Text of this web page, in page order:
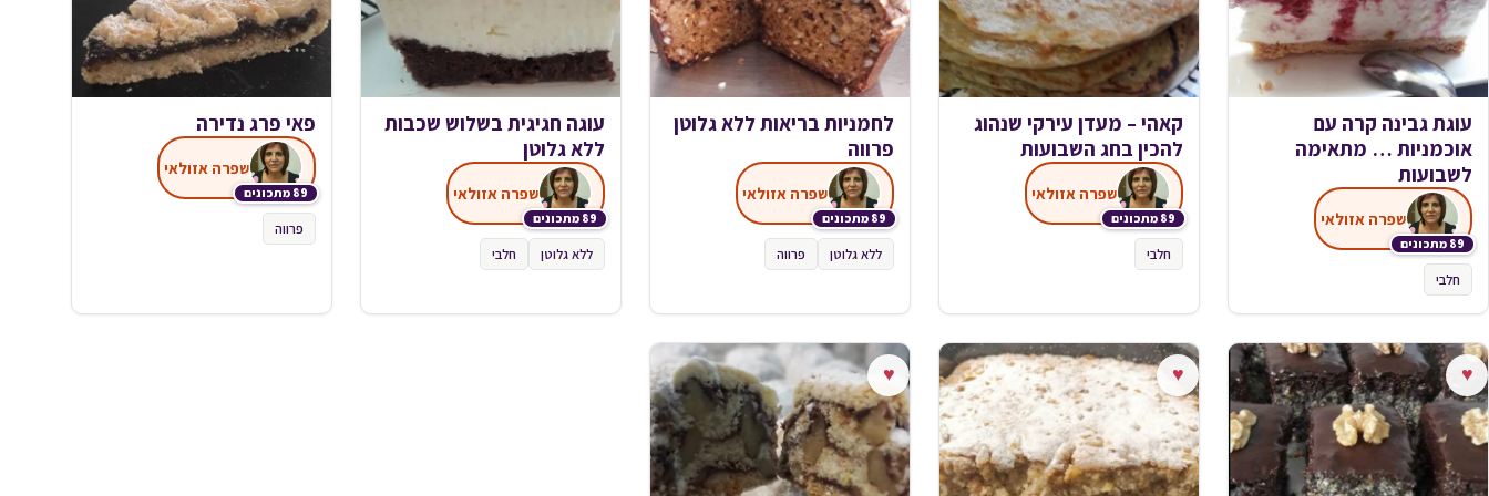
עוגת גבינה קרה עם
אוכמניות … מתאימה
לשבועות
89 מתכונים
שפרה אזולאי
חלבי
קאהי – מעדן עירקי שנהוג
להכין בחג השבועות
89 מתכונים
שפרה אזולאי
חלבי
לחמניות בריאות ללא גלוטן
פרווה
89 מתכונים
שפרה אזולאי
ללא גלוטן פרווה
עוגה חגיגית בשלוש שכבות
ללא גלוטן
89 מתכונים
שפרה אזולאי
ללא גלוטן חלבי
פאי פרג נדירה
89 מתכונים
שפרה אזולאי
פרווה
♥
♥
♥